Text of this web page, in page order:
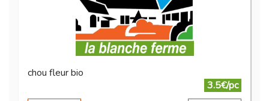
chou fleur bio
3.5€/pc